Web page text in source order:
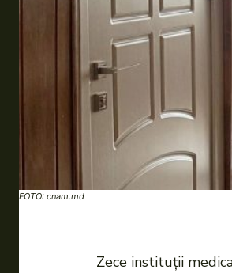
FOTO: cnam.md
Zece instituții